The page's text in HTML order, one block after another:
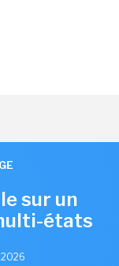
sur un
états
2026